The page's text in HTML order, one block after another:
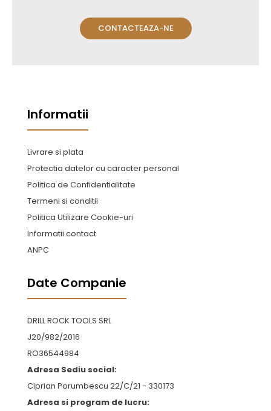
CONTACTEAZA-NE
Informatii
Livrare si plata
Protectia datelor cu caracter personal
Politica de Confidentialitate
Termeni si conditii
Politica Utilizare Cookie-uri
Informatii contact
ANPC
Date Companie
DRILL ROCK TOOLS SRL
J20/982/2016
RO36544984
Adresa Sediu social:
Ciprian Porumbescu 22/C/21 - 330173
Adresa si program de lucru: